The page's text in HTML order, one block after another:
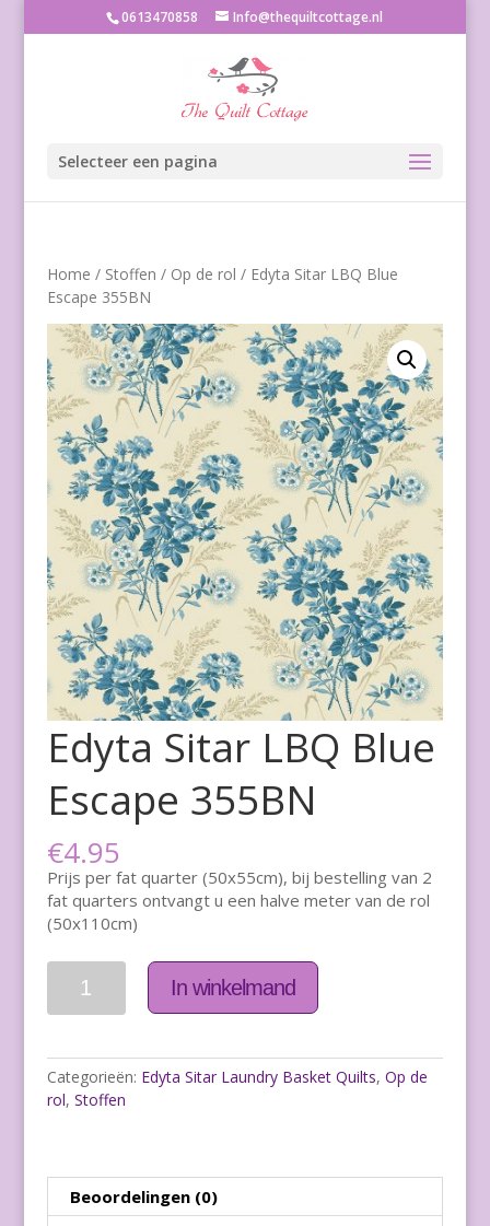
0613470858 Info@thequiltcottage.nl
Selecteer een pagina
Home / Stoffen / Op de rol / Edyta Sitar LBQ Blue
Escape 355BN
Edyta Sitar LBQ Blue
Escape 355BN
€4.95
Prijs per fat quarter (50x55cm), bij bestelling van 2
fat quarters ontvangt u een halve meter van de rol
(50x110cm)
Aantal
In winkelmand
Categorieën: Edyta Sitar Laundry Basket Quilts, Op de
rol, Stoffen
Beoordelingen (0)